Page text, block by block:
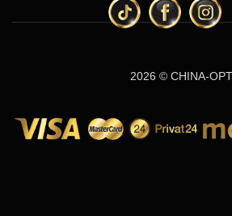
2026 © CHINA-OPT